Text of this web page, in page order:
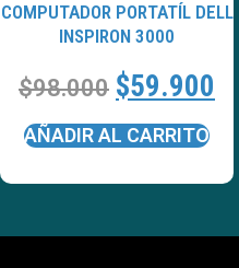
COMPUTADOR PORTATÍL DELL
INSPIRON 3000
$98.000 $59.900
AÑADIR AL CARRITO